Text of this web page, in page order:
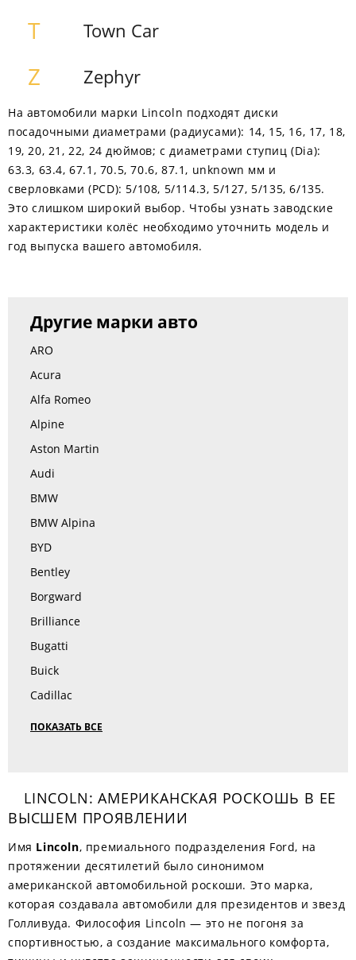
T Town Car
Z Zephyr
На автомобили марки Lincoln подходят диски
посадочными диаметрами (радиусами): 14, 15, 16, 17, 18,
19, 20, 21, 22, 24 дюймов; с диаметрами ступиц (Dia):
63.3, 63.4, 67.1, 70.5, 70.6, 87.1, unknown мм и
сверловками (PCD): 5/108, 5/114.3, 5/127, 5/135, 6/135.
Это слишком широкий выбор. Чтобы узнать заводские
характеристики колёс необходимо уточнить модель и
год выпуска вашего автомобиля.
Другие марки авто
ARO
Acura
Alfa Romeo
Alpine
Aston Martin
Audi
BMW
BMW Alpina
BYD
Bentley
Borgward
Brilliance
Bugatti
Buick
Cadillac
ПОКАЗАТЬ ВСЕ
LINCOLN: АМЕРИКАНСКАЯ РОСКОШЬ В ЕЕ
ВЫСШЕМ ПРОЯВЛЕНИИ
Имя Lincoln, премиального подразделения Ford, на
протяжении десятилетий было синонимом
американской автомобильной роскоши. Это марка,
которая создавала автомобили для президентов и звезд
Голливуда. Философия Lincoln — это не погоня за
спортивностью, а создание максимального комфорта,